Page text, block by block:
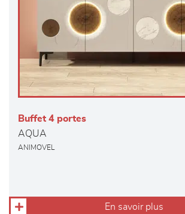
Buffet 4 portes
AQUA
ANIMOVEL
En savoir plus